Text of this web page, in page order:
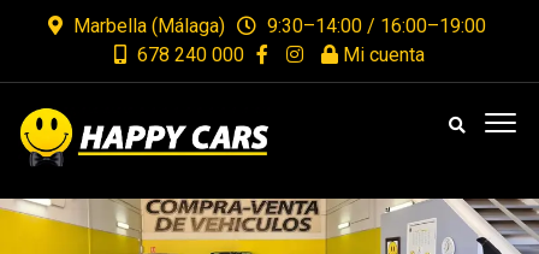
Marbella (Málaga)
9:30–14:00 / 16:00–19:00
678 240 000
Mi cuenta